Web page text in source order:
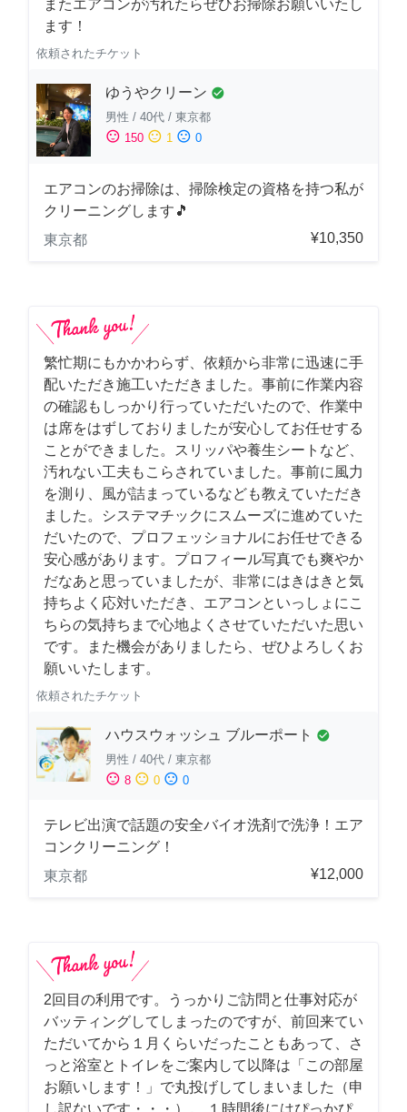
またエアコンが汚れたらぜひお掃除お願いいたし
ます！
依頼されたチケット
ゆうやクリーン check_circle
男性 / 40代 / 東京都
sentiment_satisfied 150 sentiment_neutral 1 sentiment_dissatisfied 0
エアコンのお掃除は、掃除検定の資格を持つ私が
クリーニングします🎵
東京都
¥10,350
繁忙期にもかかわらず、依頼から非常に迅速に手
配いただき施工いただきました。事前に作業内容
の確認もしっかり行っていただいたので、作業中
は席をはずしておりましたが安心してお任せする
ことができました。スリッパや養生シートなど、
汚れない工夫もこらされていました。事前に風力
を測り、風が詰まっているなども教えていただき
ました。システマチックにスムーズに進めていた
だいたので、プロフェッショナルにお任せできる
安心感があります。プロフィール写真でも爽やか
だなあと思っていましたが、非常にはきはきと気
持ちよく応対いただき、エアコンといっしょにこ
ちらの気持ちまで心地よくさせていただいた思い
です。また機会がありましたら、ぜひよろしくお
願いいたします。
依頼されたチケット
ハウスウォッシュ ブルーポート check_circle
男性 / 40代 / 東京都
sentiment_satisfied 8 sentiment_neutral 0 sentiment_dissatisfied 0
テレビ出演で話題の安全バイオ洗剤で洗浄！エア
コンクリーニング！
東京都
¥12,000
2回目の利用です。うっかりご訪問と仕事対応が
バッティングしてしまったのですが、前回来てい
ただいてから１月くらいだったこともあって、さ
っと浴室とトイレをご案内して以降は「この部屋
お願いします！」で丸投げしてしまいました（申
し訳ないです・・・）。 １時間後にはぴっかぴ